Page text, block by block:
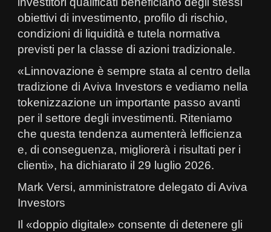
obiettivi di investimento, profilo di rischio,
condizioni di liquidità e tutela normativa
previsti per la classe di azioni tradizionale.
«Linnovazione è sempre stata al centro della
tradizione di Aviva Investors e vediamo nella
tokenizzazione un importante passo avanti
per il settore degli investimenti. Riteniamo
che questa tendenza aumenterà lefficienza
e, di conseguenza, migliorerà i risultati per i
clienti», ha dichiarato il 29 luglio 2026.
Mark Versi, amministratore delegato di Aviva
Investors
Il «doppio digitale» consente di detenere gli